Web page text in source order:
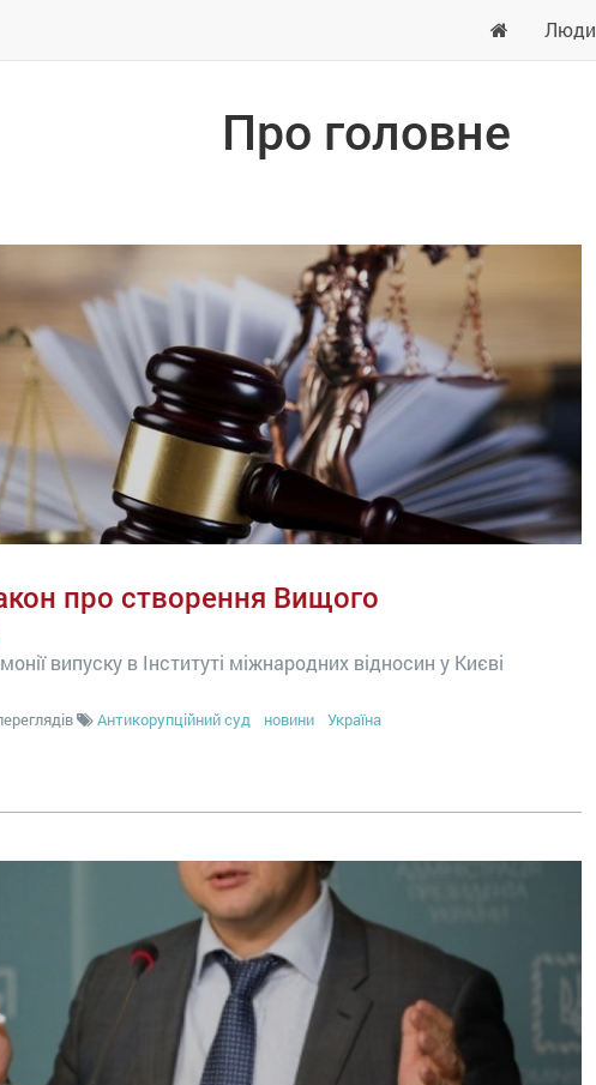
Люди
Про головне
про створення Вищого
випуску в Інституті міжнародних відносин у Києві
Антикорупційний суд новини Україна